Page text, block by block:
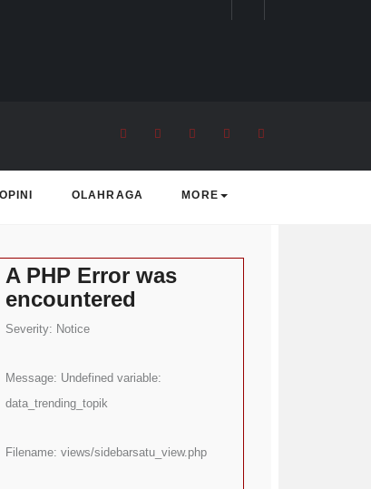
OPINI OLAHRAGA MORE
A PHP Error was
encountered
Severity: Notice
Message: Undefined variable:
data_trending_topik
Filename: views/sidebarsatu_view.php